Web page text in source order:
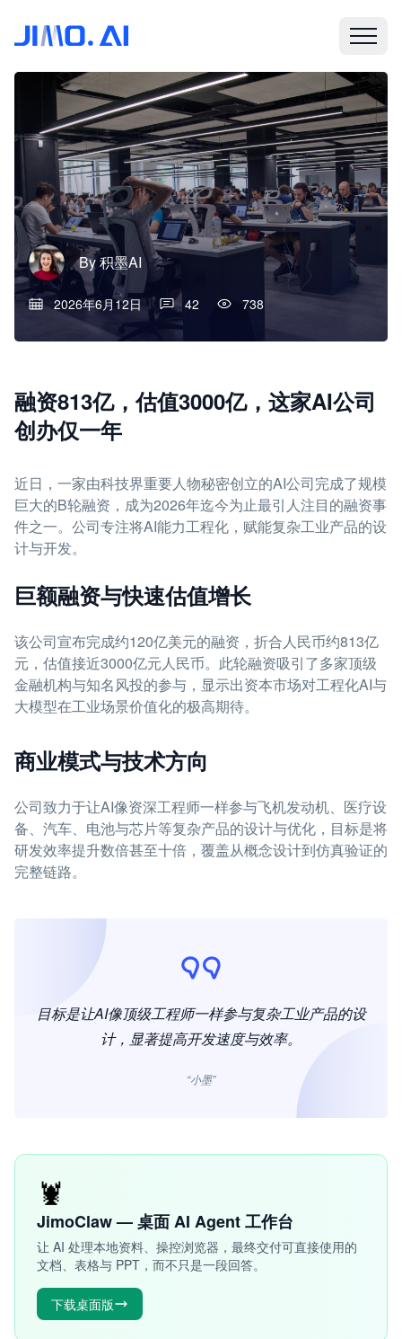
By积墨AI
2026年6月12日 42 738
融资813亿，估值3000亿，这家AI公司
创办仅一年
近日，一家由科技界重要人物秘密创立的AI公司完成了规模
巨大的B轮融资，成为2026年迄今为止最引人注目的融资事
件之一。公司专注将AI能力工程化，赋能复杂工业产品的设
计与开发。
巨额融资与快速估值增长
该公司宣布完成约120亿美元的融资，折合人民币约813亿
元，估值接近3000亿元人民币。此轮融资吸引了多家顶级
金融机构与知名风投的参与，显示出资本市场对工程化AI与
大模型在工业场景价值化的极高期待。
商业模式与技术方向
公司致力于让AI像资深工程师一样参与飞机发动机、医疗设
备、汽车、电池与芯片等复杂产品的设计与优化，目标是将
研发效率提升数倍甚至十倍，覆盖从概念设计到仿真验证的
完整链路。
目标是让AI像顶级工程师一样参与复杂工业产品的设
计，显著提高开发速度与效率。
“小墨”
🦞
JimoClaw — 桌面 AI Agent 工作台
让 AI 处理本地资料、操控浏览器，最终交付可直接使用的
文档、表格与 PPT，而不只是一段回答。
下载桌面版